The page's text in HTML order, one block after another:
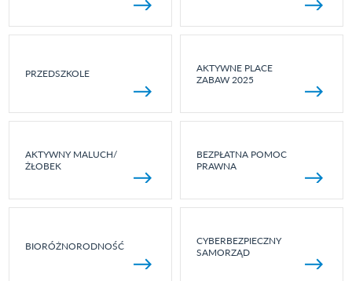
PRZEDSZKOLE
AKTYWNE PLACE
ZABAW 2025
AKTYWNY MALUCH/
ŻŁOBEK
BEZPŁATNA POMOC
PRAWNA
BIORÓŻNORODNOŚĆ
CYBERBEZPIECZNY
SAMORZĄD